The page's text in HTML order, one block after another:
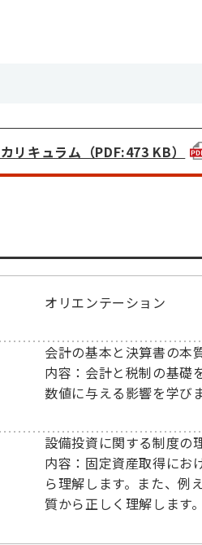
リキュラム（PDF:473 KB）
オリエンテーション
会計の基本と決算書の本
内容：会計と税制の基礎
数値に与える影響を学びま
設備投資に関する制度の
内容：固定資産取得にお
ら理解します。また、例
質から正しく理解します。